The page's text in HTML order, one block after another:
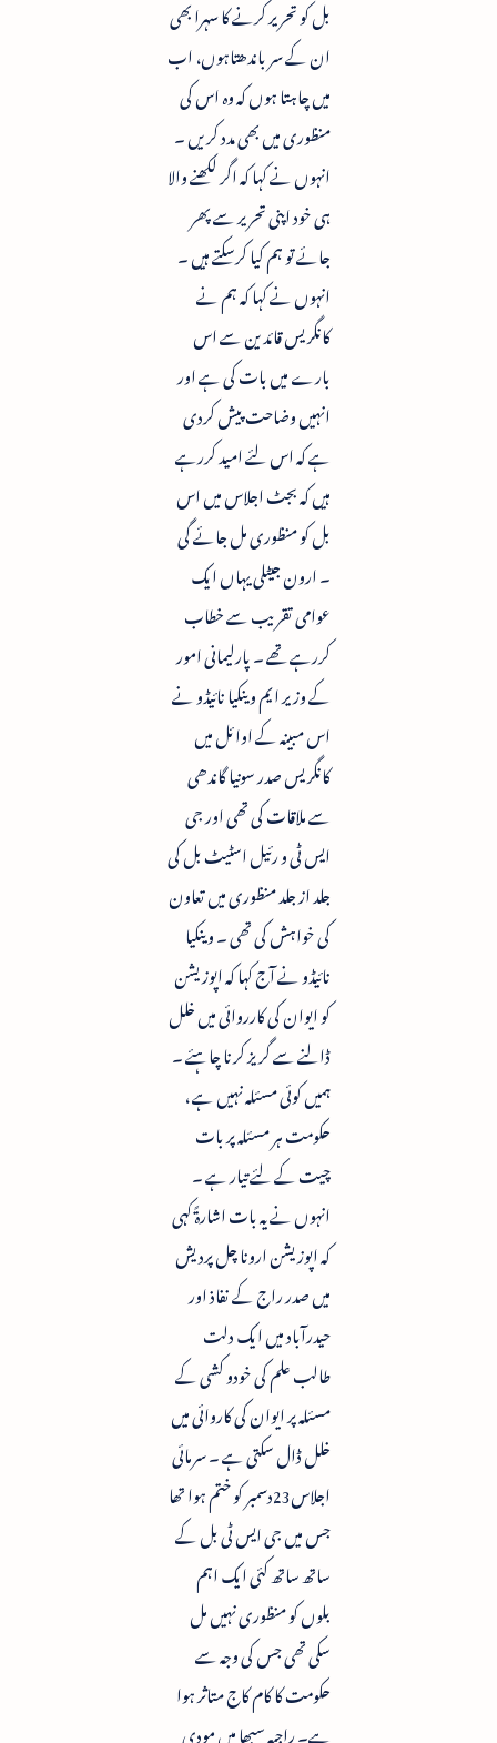
بل کو تحریر کرنے کا سہرا بھی
ان کے سر باندھتاہوں، اب
میں چاہتا ہوں کہ وہ اس کی
منظوری میں بھی مدد کریں ۔
انہوں نے کہا کہ اگر لکھنے والا
ہی خود اپنی تحریر سے پھر
جائے تو ہم کیا کرسکتے ہیں ۔
انہوں نے کہا کہ ہم نے
کانگریس قائدین سے اس
بارے میں بات کی ہے اور
انہیں وضاحت پیش کردی
ہے کہ اس لئے امید کررہے
ہیں کہ بجٹ اجلاس میں اس
بل کو منظوری مل جائے گی
۔ ارون جیٹلی یہاں ایک
عوامی تقریب سے خطاب
کررہے تھے ۔ پارلیمانی امور
کے وزیر ایم وینکیا نائیڈو نے
اس مبینہ کے اوائل میں
کانگریس صدر سونیا گاندھی
سے ملاقات کی تھی اور جی
ایس ٹی و رئیل اسٹیٹ بل کی
جلد از جلد منظوری میں تعاون
کی خواہش کی تھی ۔ وینکیا
نائیڈو نے آج کہا کہ اپوزیشن
کو ایوان کی کارروائی میں خلل
ڈالنے سے گریز کرنا چاہئے ۔
ہمیں کوئی مسئلہ نہیں ہے ،
حکومت ہر مسئلہ پر بات
چیت کے لئے تیار ہے ۔
انہوں نے یہ بات اشارۃً کہی
کہ اپوزیشن ارونا چل پردیش
میں صدر راج کے نفاذ اور
حیدرآباد میں ایک دلت
طالب علم کی خودو کشی کے
مسئلہ پر ایوان کی کاروائی میں
خلل ڈال سکتی ہے ۔ سرمائی
اجلاس23دسمبر کو ختم ہوا تھا
جس میں جی ایس ٹی بل کے
ساتھ ساتھ کئی ایک اہم
بلوں کو منظوری نہیں مل
سکی تھی جس کی وجہ سے
حکومت کا کام کاج متاثر ہوا
ہے۔ راجیہ سبھا میں مودی